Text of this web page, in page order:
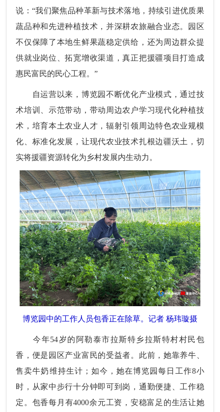
说：“我们聚焦品种革新与技术落地，持续引进优质果
蔬品种和先进种植技术，并深耕农旅融合业态。园区
不仅保障了本地生鲜果蔬稳定供给，还为周边群众提
供就业岗位、拓宽增收渠道，真正把援疆项目打造成
惠民富民的民心工程。”
自运营以来，博览园不断优化产业模式，通过技
术培训、示范带动，带动周边农户学习现代化种植技
术，培育本土农业人才，辐射引领周边特色农业规模
化、标准化发展，让现代农业技术扎根边疆沃土，切
实将援疆资源转化为乡村发展内生动力。
博览园中的工作人员包香正在除草。记者 杨玮璇摄
今年54岁的阿勒泰市拉斯特乡拉斯特村村民包
香，便是园区产业富民的受益者。此前，她靠养牛、
售卖牛奶维持生计；如今，她在博览园每日工作8小
时，从家中步行十分钟即可到岗，通勤便捷、工作稳
定。包香每月有4000余元工资，安稳富足的生活让她